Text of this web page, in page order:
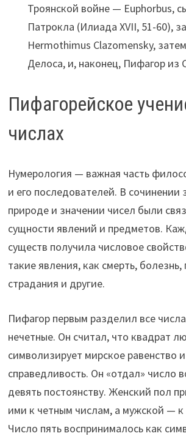
Троянской войне — Euphorbus,
Патрокла (Илиада XVII, 51-60),
Hermothimus Clazomensky,
Делоса, и, наконец, Пифагор из
Пифагорейское
числах
Нумерология — важная часть
и его последователей. В сочинении
природе и значении чисел были
сущности явлений и предметов.
существ получила числовое
такие явления, как смерть,
страдания и другие.
Пифагор первым разделил все
нечетные. Он считал, что квадрат
символизирует мирское равенство и
справедливость. Он «отдал» число
девять постоянству. Женский пол
ими к четным числам, а мужской — к
Число пять воспринималось как